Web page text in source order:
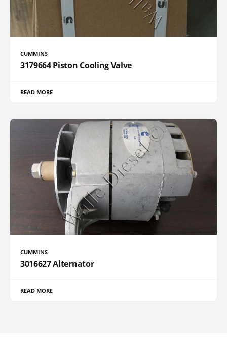
CUMMINS
3179664 Piston Cooling Valve
READ MORE
CUMMINS
3016627 Alternator
READ MORE